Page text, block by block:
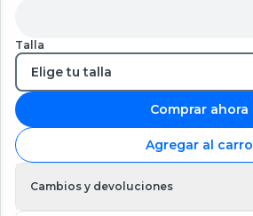
Talla
Comprar ahora
Agregar al carro
Cambios y devoluciones